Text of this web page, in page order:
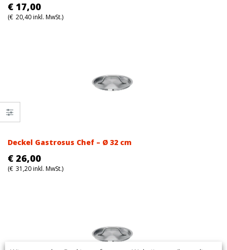
€ 17,00
(€ 20,40inkl. MwSt.)
Deckel Gastrosus Chef – Ø 32 cm
€ 26,00
(€ 31,20inkl. MwSt.)